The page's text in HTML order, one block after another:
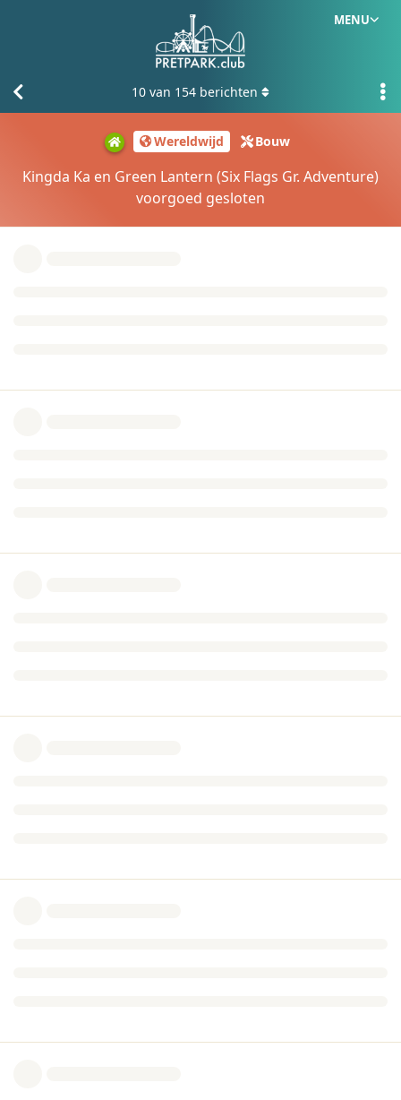
MENU
Wereldwijd Bouw
Kingda Ka en Green Lantern (Six Flags Gr. Adventure)
voorgoed gesloten
10 van 154 berichten